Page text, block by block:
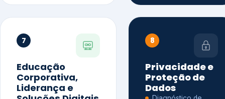
7
Educação
Corporativa,
Liderança e
8
Privacidade e
Proteção de
Dados